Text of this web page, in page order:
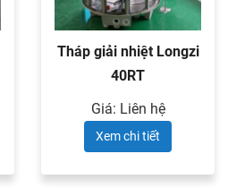
Tháp giải nhiệt Longzi
40RT
Giá: Liên hệ
Xem chi tiết